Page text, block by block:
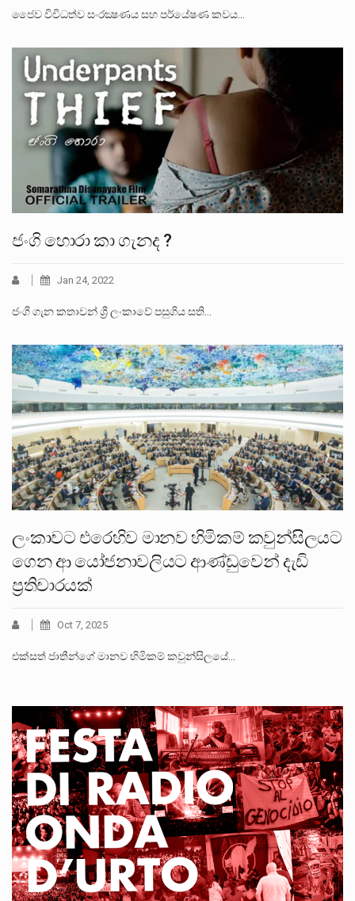
ජෛව විවිධත්ව සංරක්‍ෂණය සහ පර්යේෂණ කවය…
ජංගි හොරා කා ගැනද ?
Jan 24, 2022
ජංගි ගැන කතාවන් ශ්‍රී ලංකාවේ පසුගිය සති…
ලංකාවට එරෙහිව මානව හිමිකම් කවුන්සිලයට
ගෙන ආ යෝජනාවලියට ආණ්ඩුවෙන් දැඩි
ප්‍රතිචාරයක්
Oct 7, 2025
එක්සත් ජාතීන්ගේ මානව හිමිකම් කවුන්සිලයේ…